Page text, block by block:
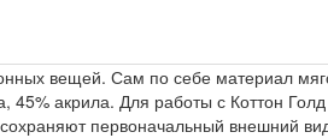
вещей. Сам по себе материал
45% акрила. Для работы с Коттон
первоначальный внешний